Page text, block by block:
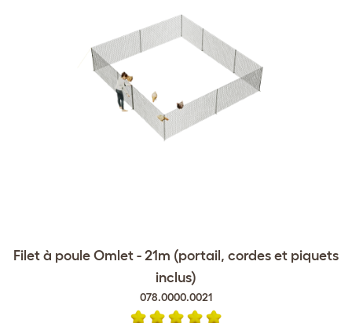
Filet à poule Omlet - 21m (portail, cordes et piquets
inclus)
078.0000.0021